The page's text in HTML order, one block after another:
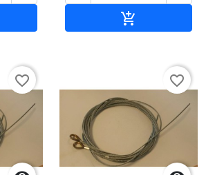

favorite_border favorite_border